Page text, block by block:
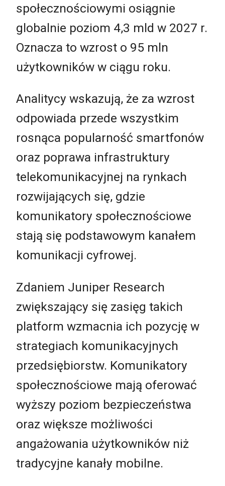
społecznościowymi osiągnie
globalnie poziom 4,3 mld w 2027 r.
Oznacza to wzrost o 95 mln
użytkowników w ciągu roku.
Analitycy wskazują, że za wzrost
odpowiada przede wszystkim
rosnąca popularność smartfonów
oraz poprawa infrastruktury
telekomunikacyjnej na rynkach
rozwijających się, gdzie
komunikatory społecznościowe
stają się podstawowym kanałem
komunikacji cyfrowej.
Zdaniem Juniper Research
zwiększający się zasięg takich
platform wzmacnia ich pozycję w
strategiach komunikacyjnych
przedsiębiorstw. Komunikatory
społecznościowe mają oferować
wyższy poziom bezpieczeństwa
oraz większe możliwości
angażowania użytkowników niż
tradycyjne kanały mobilne.